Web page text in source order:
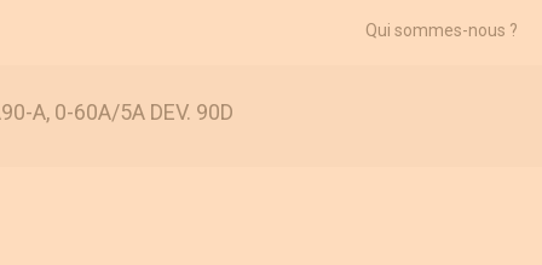
Comment créer un compte ?
Qui sommes-nous ?
A, 0-60A/5A DEV. 90D